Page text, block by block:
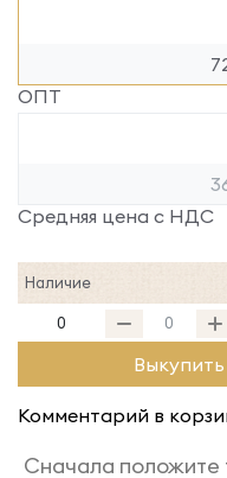
ОПТ
Средняя цена с НДС
Наличие
0
Комментарий в